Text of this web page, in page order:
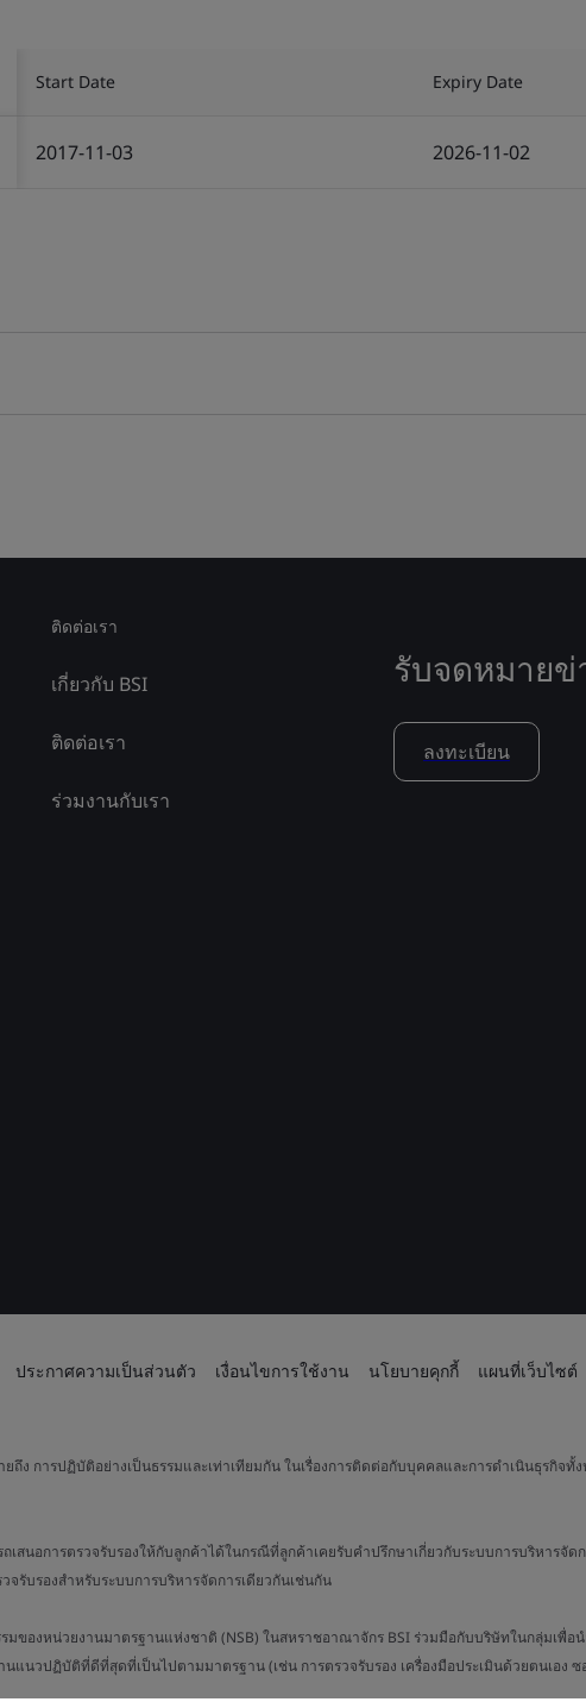
Start Date Expiry Date
2017-11-03 2026-11-02
ติดต่อเรา
เกี่ยวกับ BSI
ติดต่อเรา
ร่วมงานกับเรา
รับจดหมายข่
ลงทะเบียน
ประกาศความเป็นส่วนตัว เงื่อนไขการใช้งาน นโยบายคุกกี้ แผนที่เว็บไซต์
ง การปฏิบัติอย่างเป็นธรรมและเท่าเทียมกัน ในเรื่องการติดต่อกับบุคคลและการดำเนินธุรกิจ
เสนอการตรวจรับรองให้กับลูกค้าได้ในกรณีที่ลูกค้าเคยรับคำปรึกษาเกี่ยวกับระบบการบริหารจั
จรับรองสำหรับระบบการบริหารจัดการเดียวกันเช่นกัน
ของหน่วยงานมาตรฐานแห่งชาติ (NSB) ในสหราชอาณาจักร BSI ร่วมมือกับบริษัทในกลุ่มเพื่อ
นแนวปฏิบัติที่ดีที่สุดที่เป็นไปตามมาตรฐาน (เช่น การตรวจรับรอง เครื่องมือประเมินด้วยตนเอ